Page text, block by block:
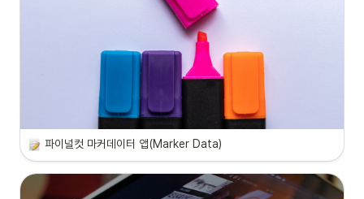
파이널컷 마커데이터 앱(Marker Data)